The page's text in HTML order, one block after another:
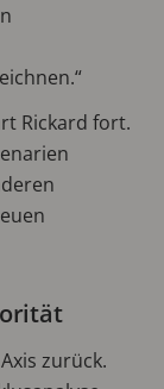
Rickard fort.
zurück.